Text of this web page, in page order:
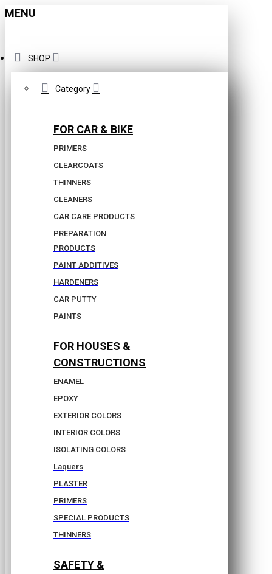
MENU
SHOP
Category
FOR CAR & BIKE
PRIMERS
CLEARCOATS
THINNERS
CLEANERS
CAR CARE PRODUCTS
PREPARATION
PRODUCTS
PAINT ADDITIVES
HARDENERS
CAR PUTTY
PAINTS
FOR HOUSES &
CONSTRUCTIONS
ENAMEL
EPOXY
EXTERIOR COLORS
INTERIOR COLORS
ISOLATING COLORS
Laquers
PLASTER
PRIMERS
SPECIAL PRODUCTS
THINNERS
SAFETY &